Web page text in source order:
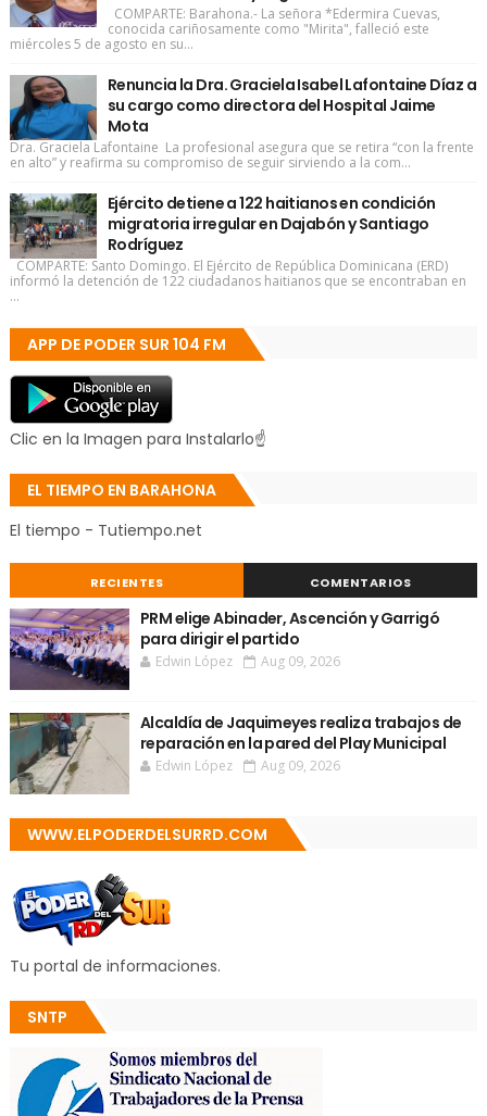
COMPARTE: Barahona.- La señora *Edermira Cuevas,
conocida cariñosamente como "Mirita", falleció este
miércoles 5 de agosto en su...
Renuncia la Dra. Graciela Isabel Lafontaine Díaz a
su cargo como directora del Hospital Jaime
Mota
Dra. Graciela Lafontaine La profesional asegura que se retira “con la frente
en alto” y reafirma su compromiso de seguir sirviendo a la com...
Ejército detiene a 122 haitianos en condición
migratoria irregular en Dajabón y Santiago
Rodríguez
COMPARTE: Santo Domingo. El Ejército de República Dominicana (ERD)
informó la detención de 122 ciudadanos haitianos que se encontraban en
...
APP DE PODER SUR 104 FM
Clic en la Imagen para Instalarlo☝
EL TIEMPO EN BARAHONA
El tiempo - Tutiempo.net
RECIENTES COMENTARIOS
PRM elige Abinader, Ascención y Garrigó
para dirigir el partido
Edwin López Aug 09, 2026
Alcaldía de Jaquimeyes realiza trabajos de
reparación en la pared del Play Municipal
Edwin López Aug 09, 2026
WWW.ELPODERDELSURRD.COM
Tu portal de informaciones.
SNTP